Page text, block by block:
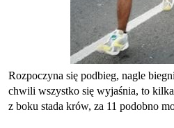
Rozpoczyna się podbieg, nagle
chwili wszystko się wyjaśnia, to
z boku stada krów, za 11 podobno